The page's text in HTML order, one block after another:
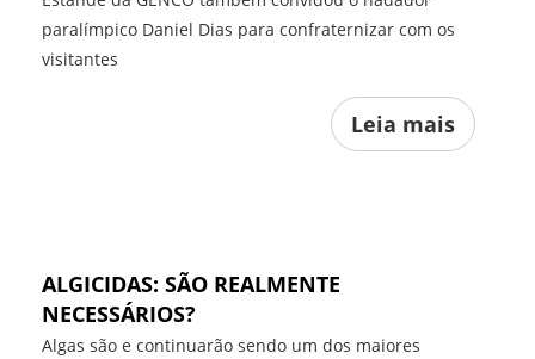
paralímpico Daniel Dias para confraternizar com os
visitantes
Leia mais
ALGICIDAS: SÃO REALMENTE
NECESSÁRIOS?
Algas são e continuarão sendo um dos maiores